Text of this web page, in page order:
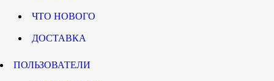
ЧТО НОВОГО
ДОСТАВКА
ПОЛЬЗОВАТЕЛИ